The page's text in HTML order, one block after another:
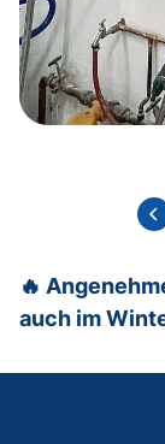
🔥
auch im